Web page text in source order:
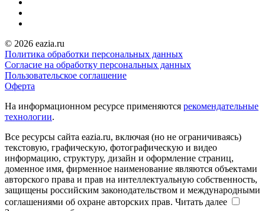
© 2026 eazia.ru
Политика обработки персональных данных
Согласие на обработку персональных данных
Пользовательское соглашение
Оферта
На информационном ресурсе применяются рекомендательные
технологии.
Все ресурсы сайта eazia.ru, включая (но не ограничиваясь)
текстовую, графическую, фотографическую и видео
информацию, структуру, дизайн и оформление страниц,
доменное имя, фирменное наименование являются объектами
авторского права и прав на интеллектуальную собственность,
защищены российским законодательством и международными
соглашениями об охране авторских прав. Читать далее